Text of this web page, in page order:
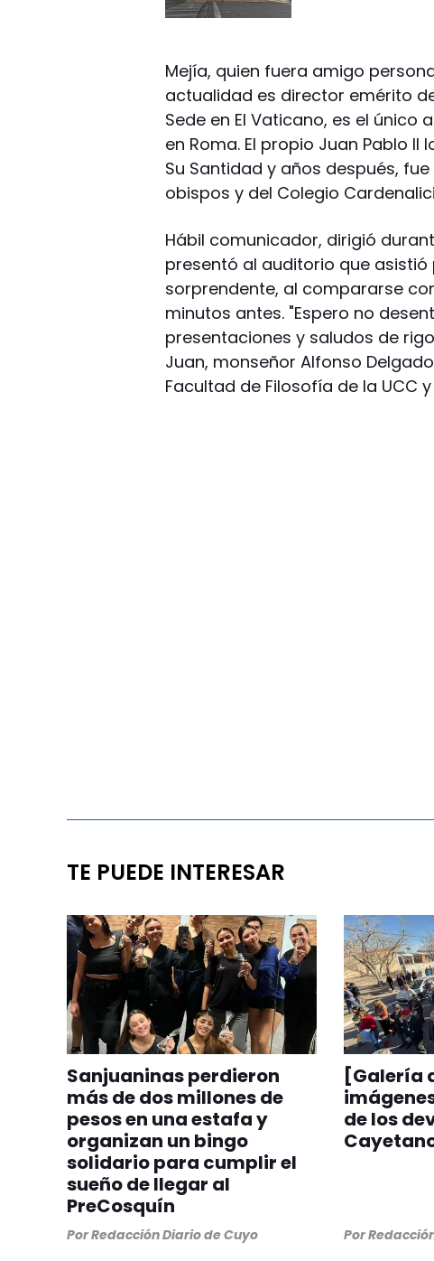
Mejía, quien fuera amigo
actualidad es director emérito
Sede en El Vaticano, es el
en Roma. El propio Juan Pablo
Su Santidad y años después,
obispos y del Colegio
Hábil comunicador, dirigió
presentó al auditorio que
sorprendente, al compararse
minutos antes. "Espero no
presentaciones y saludos de
Juan, monseñor Alfonso
Facultad de Filosofía de la UCC
TE PUEDE INTERESAR
Sanjuaninas perdieron
más de dos millones de
pesos en una estafa y
organizan un bingo
solidario para cumplir el
sueño de llegar al
PreCosquín
PorRedacción Diario de Cuyo
[Galería
de los
Por